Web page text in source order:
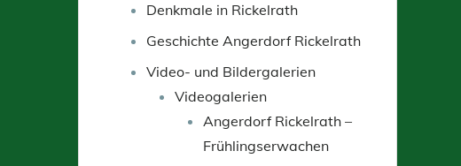
Denkmale in Rickelrath
Geschichte Angerdorf Rickelrath
Video- und Bildergalerien
Videogalerien
Angerdorf Rickelrath –
Frühlingserwachen